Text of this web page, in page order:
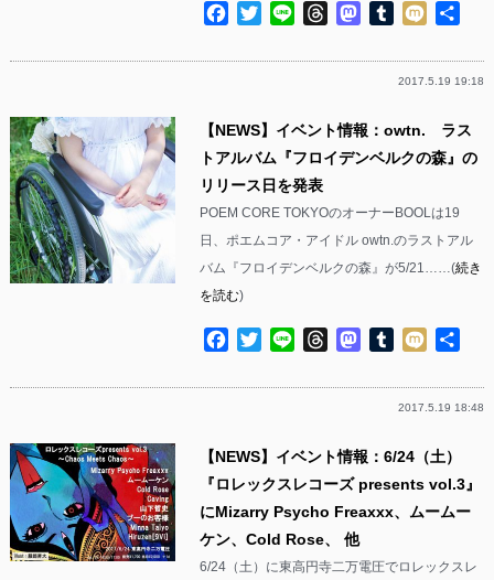
Facebook
TwitterLine ThreadsMastodon
Tumblr
Mixi
2017.5.19 19:18
【NEWS】イベント情報：owtn. ラス
トアルバム『フロイデンベルクの森』の
リリース日を発表
POEM CORE TOKYOのオーナーBOOLは19
日、ポエムコア・アイドル owtn.のラストアル
バム『フロイデンベルクの森』が5/21……(続き
を読む)
Facebook
TwitterLine ThreadsMastodon
Tumblr
Mixi
2017.5.19 18:48
【NEWS】イベント情報：6/24（土）
『ロレックスレコーズ presents vol.3』
にMizarry Psycho Freaxxx、ムームー
ケン、Cold Rose、 他
6/24（土）に東高円寺二万電圧でロレックスレ